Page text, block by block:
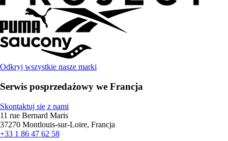
Odkryj wszystkie nasze marki
Serwis posprzedażowy we Francja
Skontaktuj się z nami
11 rue Bernard Maris
37270 Montlouis-sur-Loire, Francja
+33 1 86 47 62 58